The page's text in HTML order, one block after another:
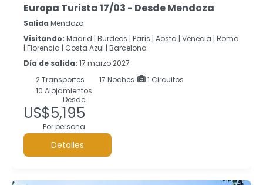
Europa Turista 17/03 - Desde Mendoza
Salida Mendoza
Visitando: Madrid | Burdeos | París | Aosta | Venecia | Roma
| Florencia | Costa Azul | Barcelona
Día de salida: 17 marzo 2027
2Transportes 17 Noches
1 Circuitos
10 Alojamientos
Desde
US$5,195
Por persona
Detalles